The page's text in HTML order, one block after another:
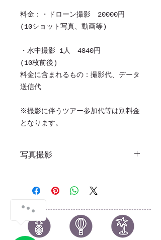
料金：・ドローン撮影 20000円
(10ショット写真、動画等)
・水中撮影 1人 4840円
(10枚前後)
料金に含まれるもの：撮影代、データ
送信代
​※撮影に伴うツアー参加代等は別料金
となります。
写真撮影
様の旅の思い出を形に残します。
はての浜ツアーやシュノーケリングに
同行して撮影も可能です。
​スケジュールに合わせたご提案ができ
ます。
【カメラマンについて】